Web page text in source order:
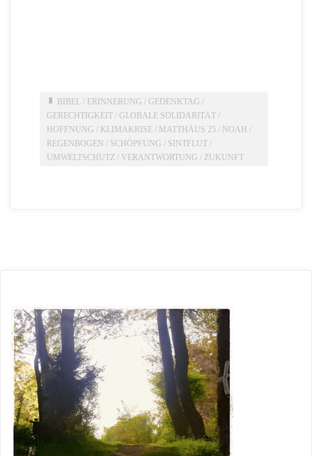
BIBEL/ ERINNERUNG / GEDENKTAG /
GERECHTIGKEIT /GLOBALE SOLIDARITÄT /
HOFFNUNG / KLIMAKRISE / MATTHÄUS 25 / NOAH /
REGENBOGEN / SCHÖPFUNG / SINTFLUT /
UMWELTSCHUTZ / VERANTWORTUNG / ZUKUNFT